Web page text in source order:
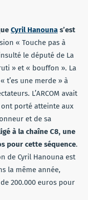
Cyril Hanouna s’est
« Touche pas à
le député de La
» et « bouffon ». La
t’es une merde » à
L’ARCOM avait
porté atteinte aux
et de sa
à la chaîne C8, une
pour cette séquence.
de Cyril Hanouna est
la même année,
200.000 euros pour